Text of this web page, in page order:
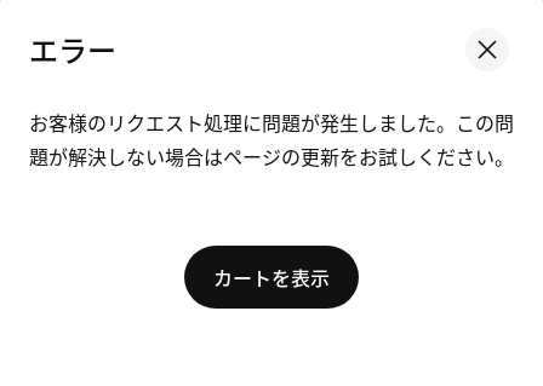
We think you are in United States.
日本 United States
エラー
お客様のリクエスト処理に問題が発生しました。この問
題が解決しない場合はページの更新をお試しください。
カートを表示
2026
特定商取引法に基づく表示/販売規約
利用規約